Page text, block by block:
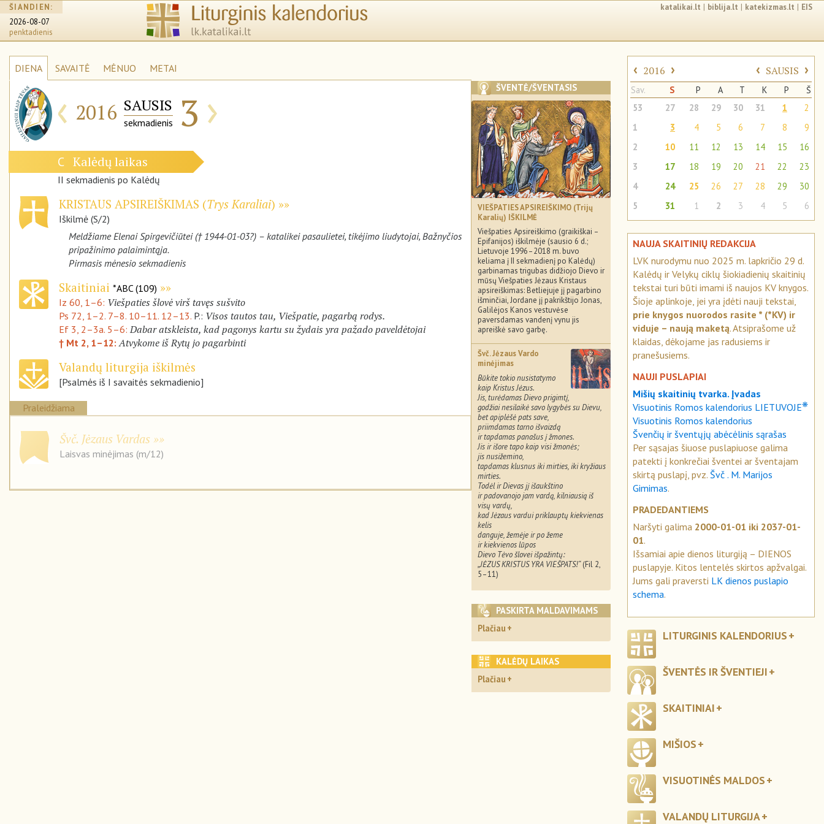
ŠIANDIEN:
2026-08-07
penktadienis
katalikai.lt | biblija.lt | katekizmas.lt | EIS
DIENA SAVAITĖ MĖNUO METAI
‹ 2016 SAUSIS
sekmadienis 3 ›
C Kalėdų laikas
II sekmadienis po Kalėdų
KRISTAUS APSIREIŠKIMAS (Trys Karaliai)
Iškilmė (S/2)
Meldžiame Elenai Spirgevičiūtei († 1944-01-03?) – katalikei pasaulietei, tikėjimo liudytojai, Bažnyčios
pripažinimo palaimintąja.
Pirmasis mėnesio sekmadienis
Skaitiniai *ABC (109)
Iz 60, 1–6: Viešpaties šlovė virš tavęs sušvito
Ps 72, 1–2. 7–8. 10–11. 12–13. P.: Visos tautos tau, Viešpatie, pagarbą rodys.
Ef 3, 2–3a. 5–6: Dabar atskleista, kad pagonys kartu su žydais yra pažado paveldėtojai
† Mt 2, 1–12: Atvykome iš Rytų jo pagarbinti
Valandų liturgija iškilmės
[Psalmės iš I savaitės sekmadienio]
Praleidžiama
Švč. Jėzaus Vardas
Laisvas minėjimas (m/12)
ŠVENTĖ/ŠVENTASIS
VIEŠPATIES APSIREIŠKIMO (Trijų
Karalių) IŠKILMĖ
Viešpaties Apsireiškimo (graikiškai –
Epifanijos) iškilmėje (sausio 6 d.;
Lietuvoje 1996–2018 m. buvo
keliama į II sekmadienį po Kalėdų)
garbinamas trigubas didžiojo Dievo ir
mūsų Viešpaties Jėzaus Kristaus
apsireiškimas: Betliejuje jį pagarbino
išminčiai, Jordane jį pakrikštijo Jonas,
Galilėjos Kanos vestuvėse
paversdamas vandenį vynu jis
apreiškė savo garbę.
Švč. Jėzaus Vardo
minėjimas
Būkite tokio nusistatymo
kaip Kristus Jėzus.
Jis, turėdamas Dievo prigimtį,
godžiai nesilaikė savo lygybės su Dievu,
bet apiplėšė pats save,
priimdamas tarno išvaizdą
ir tapdamas panašus į žmones.
Jis ir išore tapo kaip visi žmonės;
jis nusižemino,
tapdamas klusnus iki mirties, iki kryžiaus
mirties.
Todėl ir Dievas jį išaukštino
ir padovanojo jam vardą, kilniausią iš
visų vardų,
kad Jėzaus vardui priklauptų kiekvienas
kelis
danguje, žemėje ir po žeme
ir kiekvienos lūpos
Dievo Tėvo šlovei išpažintų:
„JĖZUS KRISTUS YRA VIEŠPATS!“(Fil 2,
5–11)
PASKIRTA MALDAVIMAMS
Plačiau
KALĖDŲ LAIKAS
Plačiau
‹ 2016 › ‹ SAUSIS ›
Sav. S P A T K P
Š
53
27 28 29 30 31 1
2
1
3 4 5 6 7 8
9
2
10 11 12 13 14 15
16
3
17 18 19 20 21 22
23
4
24 25 26 27 28 29
30
5
31 1 2 3 4 5 6
NAUJA SKAITINIŲ REDAKCIJA
LVK nurodymu nuo 2025 m. lapkričio 29 d.
Kalėdų ir Velykų ciklų šiokiadienių skaitinių
tekstai turi būti imami iš naujos KV knygos.
Šioje aplinkoje, jei yra įdėti nauji tekstai,
prie knygos nuorodos rasite * (*KV) ir
viduje – naują maketą. Atsiprašome už
klaidas, dėkojame jas radusiems ir
pranešusiems.
NAUJI PUSLAPIAI
Mišių skaitinių tvarka. Įvadas
Visuotinis Romos kalendorius LIETUVOJE❋
Visuotinis Romos kalendorius
Švenčių ir šventųjų abėcėlinis sąrašas
Per sąsajas šiuose puslapiuose galima
patekti į konkrečiai šventei ar šventajam
skirtą puslapį, pvz. Švč . M. Marijos
Gimimas.
PRADEDANTIEMS
Naršyti galima 2000-01-01 iki 2037-01-
01.
Išsamiai apie dienos liturgiją – DIENOS
puslapyje. Kitos lentelės skirtos apžvalgai.
Jums gali praversti LK dienos puslapio
schema.
LITURGINIS KALENDORIUS
ŠVENTĖS IR ŠVENTIEJI
SKAITINIAI
MIŠIOS
VISUOTINĖS MALDOS
VALANDŲ LITURGIJA